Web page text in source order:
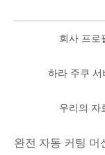
회사 프로
하라 주쿠 서
우리의 자
완전 자동 커팅 머